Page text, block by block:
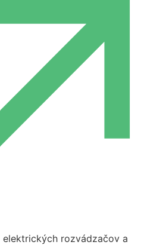
elektrických rozvádzačov a